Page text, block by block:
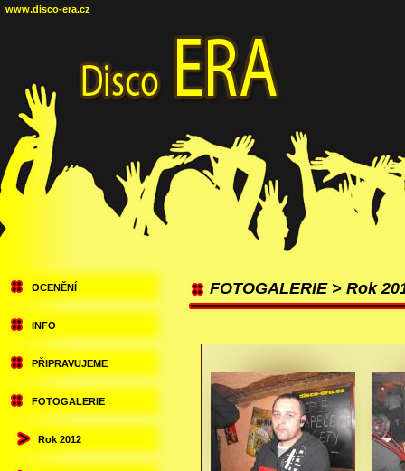
www.disco-era.cz
OCENĚNÍ
INFO
PŘIPRAVUJEME
FOTOGALERIE
Rok 2012
FOTOGALERIE > Rok